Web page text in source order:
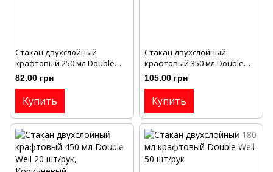
Стакан двухслойный
крафтовый 250 мл Double
Well 30 шт/рук
82.00 грн
Купить
Cтакан двухслойный
крафтовый 350 мл Double
Well 30 шт/рук
105.00 грн
Купить